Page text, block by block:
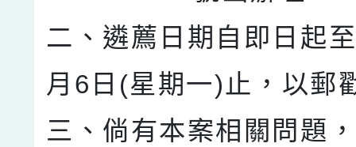
二、遴薦日期自即日起
月6日(星期一)止，以郵
三、倘有本案相關問題